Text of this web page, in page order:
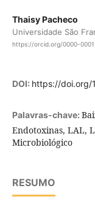
Thaisy Pacheco
Universidade São
https://orcid.org/0000-
DOI: https://doi.org/
Palavras-chave:
Endotoxinas, LAL,
Microbiológico
RESUMO